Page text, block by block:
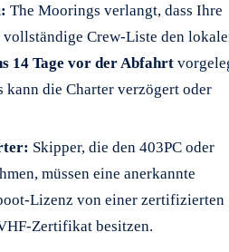
The Moorings verlangt, dass Ihre
vollständige Crew-Liste den
14 Tage vor der Abfahrt
kann die Charter verzögert oder
Skipper, die den 403PC oder
müssen eine anerkannte
Lizenz von einer zertifizierten
Zertifikat besitzen.